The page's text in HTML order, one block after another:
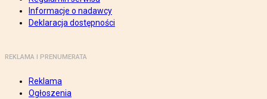
Informacje o nadawcy
Deklaracja dostępności
REKLAMA I PRENUMERATA
Reklama
Ogłoszenia